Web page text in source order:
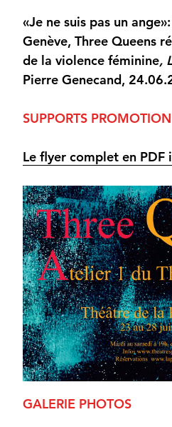
«Je ne suis pas un
Genève, Three Queens
de la violence féminine,
Pierre Genecand,
SUPPORTS
Le flyer complet en PDF
GALERIE PHOTOS